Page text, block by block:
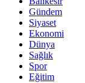
Gündem
Siyaset
Ekonomi
Dünya
Sağlık
Spor
Eğitim